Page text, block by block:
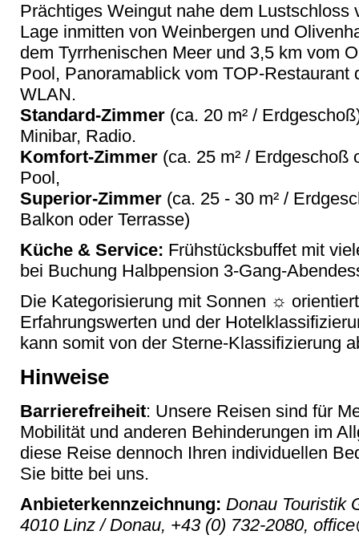
Prächtiges Weingut nahe dem Lustschloss
Lage inmitten von Weinbergen und
dem Tyrrhenischen Meer und 3,5 km vom
Pool, Panoramablick vom TOP-Restaurant
WLAN.
Standard-Zimmer (ca. 20 m² /
Minibar, Radio.
Komfort-Zimmer (ca. 25 m² / Erdgeschoß
Pool,
Superior-Zimmer (ca. 25 - 30 m² /
Balkon oder Terrasse)
Küche & Service: Frühstücksbuffet mit
bei Buchung Halbpension 3-Gang-
Die Kategorisierung mit Sonnen ☼
Erfahrungswerten und der
kann somit von der Sterne-Klassifizierung
Hinweise
Barrierefreiheit: Unsere Reisen sind für
Mobilität und anderen Behinderungen im
diese Reise dennoch Ihren individuellen
Sie bitte bei uns.
Anbieterkennzeichnung: Donau Touristik
4010 Linz / Donau, +43 (0) 732-2080,